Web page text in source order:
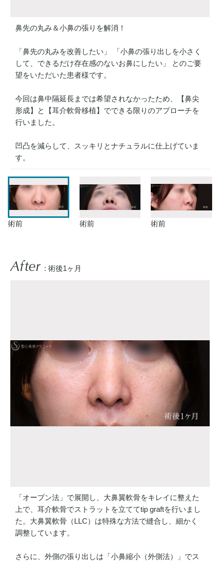
鼻先の丸み＆小鼻の張りを解消！
「鼻先の丸みを改善したい」 「小鼻の張り出しを小さく
して、できるだけ存在感のないお鼻にしたい」 とのご要
望をいただいた患者様です。
今回は鼻中隔延長までは希望されなかったため、【鼻尖
形成】と【耳介軟骨移植】でできる限りのアプローチを
行いました。
凹凸を減らして、スッキリとナチュラルに仕上げていま
す。
術前 術前 術前
After : 術後1ヶ月
「オープン法」で展開し、大鼻翼軟骨をキレイに整えた
上で、耳介軟骨でストラットを立ててtip graftを行いまし
た。大鼻翼軟骨（LLC）は特殊な方法で縫合し、細かく
調整しています。
さらに、外側の張り出しは「小鼻縮小（外側法）」でス